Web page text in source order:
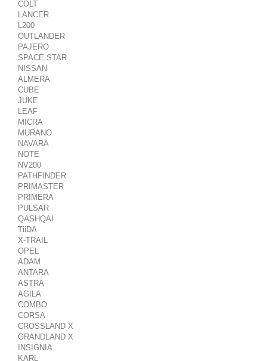
COLT
LANCER
L200
OUTLANDER
PAJERO
SPACE STAR
NISSAN
ALMERA
CUBE
JUKE
LEAF
MICRA
MURANO
NAVARA
NOTE
NV200
PATHFINDER
PRIMASTER
PRIMERA
PULSAR
QASHQAI
TiiDA
X-TRAIL
OPEL
ADAM
ANTARA
ASTRA
AGILA
COMBO
CORSA
CROSSLAND X
GRANDLAND X
INSIGNIA
KARL